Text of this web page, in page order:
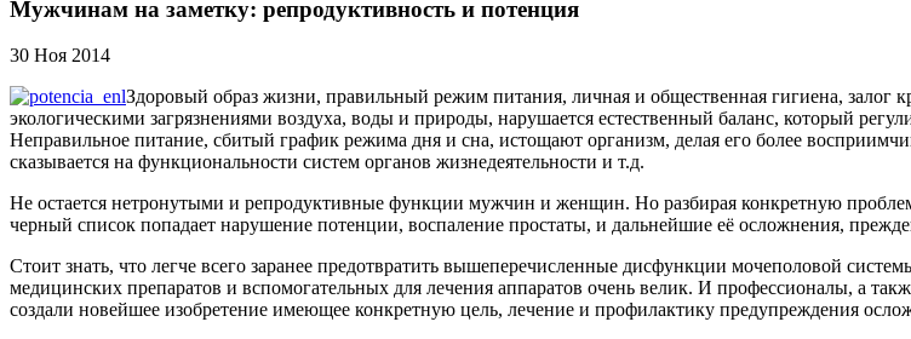
Мужчинам на заметку: репродуктивность и потенция
30 Ноя 2014
Здоровый образ жизни, правильный режим питания, личная и общественная гигиена, залог
экологическими загрязнениями воздуха, воды и природы, нарушается естественный баланс, который
Неправильное питание, сбитый график режима дня и сна, истощают организм, делая его более
сказывается на функциональности систем органов жизнедеятельности и т.д.
Не остается нетронутыми и репродуктивные функции мужчин и женщин. Но разбирая конкретную
черный список попадает нарушение потенции, воспаление простаты, и дальнейшие её осложнения,
Стоит знать, что легче всего заранее предотвратить вышеперечисленные дисфункции мочеполовой
медицинских препаратов и вспомогательных для лечения аппаратов очень велик. И профессионалы, а
создали новейшее изобретение имеющее конкретную цель, лечение и профилактику предупреждения